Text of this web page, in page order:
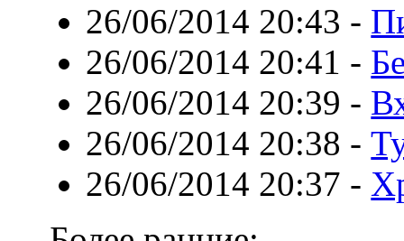
26/06/2014 20:43 -
26/06/2014 20:41 -
26/06/2014 20:39 -
26/06/2014 20:38 -
26/06/2014 20:37 -